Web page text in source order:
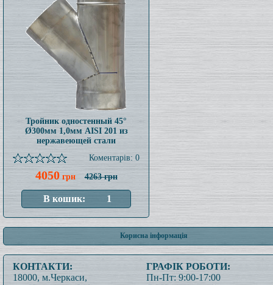
Тройник одностенный 45°
Ø300мм 1,0мм AISI 201 из
нержавеющей стали
Коментарів: 0
4050грн 4263 грн
Корисна інформація
КОНТАКТИ:
18000, м.Черкаси,
ГРАФІК РОБОТИ:
Пн-Пт: 9:00-17:00